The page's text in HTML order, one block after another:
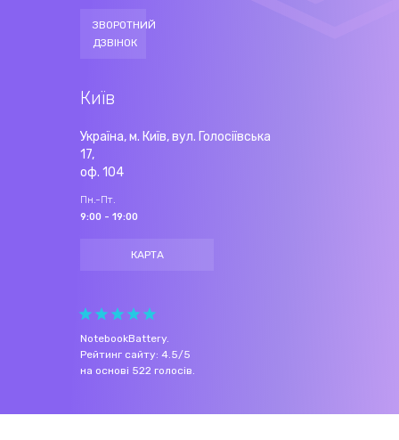
ЗВОРОТНИЙ
ДЗВІНОК
Київ
Україна, м. Київ, вул. Голосіївська
17,
оф. 104
Пн.-Пт.
9:00 - 19:00
КАРТА
NotebookBattery.
Рейтинг сайту: 4.5/5
на основі 522 голосів.